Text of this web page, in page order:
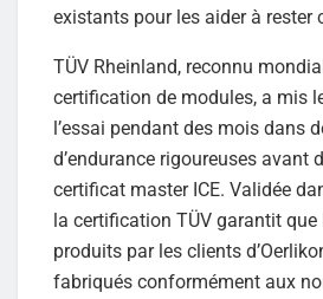
existants pour les aider à rester
TÜV Rheinland, reconnu
certification de modules, a mis
l’essai pendant des mois dans
d’endurance rigoureuses avant
certificat master ICE. Validée
la certification TÜV garantit que
produits par les clients
fabriqués conformément aux